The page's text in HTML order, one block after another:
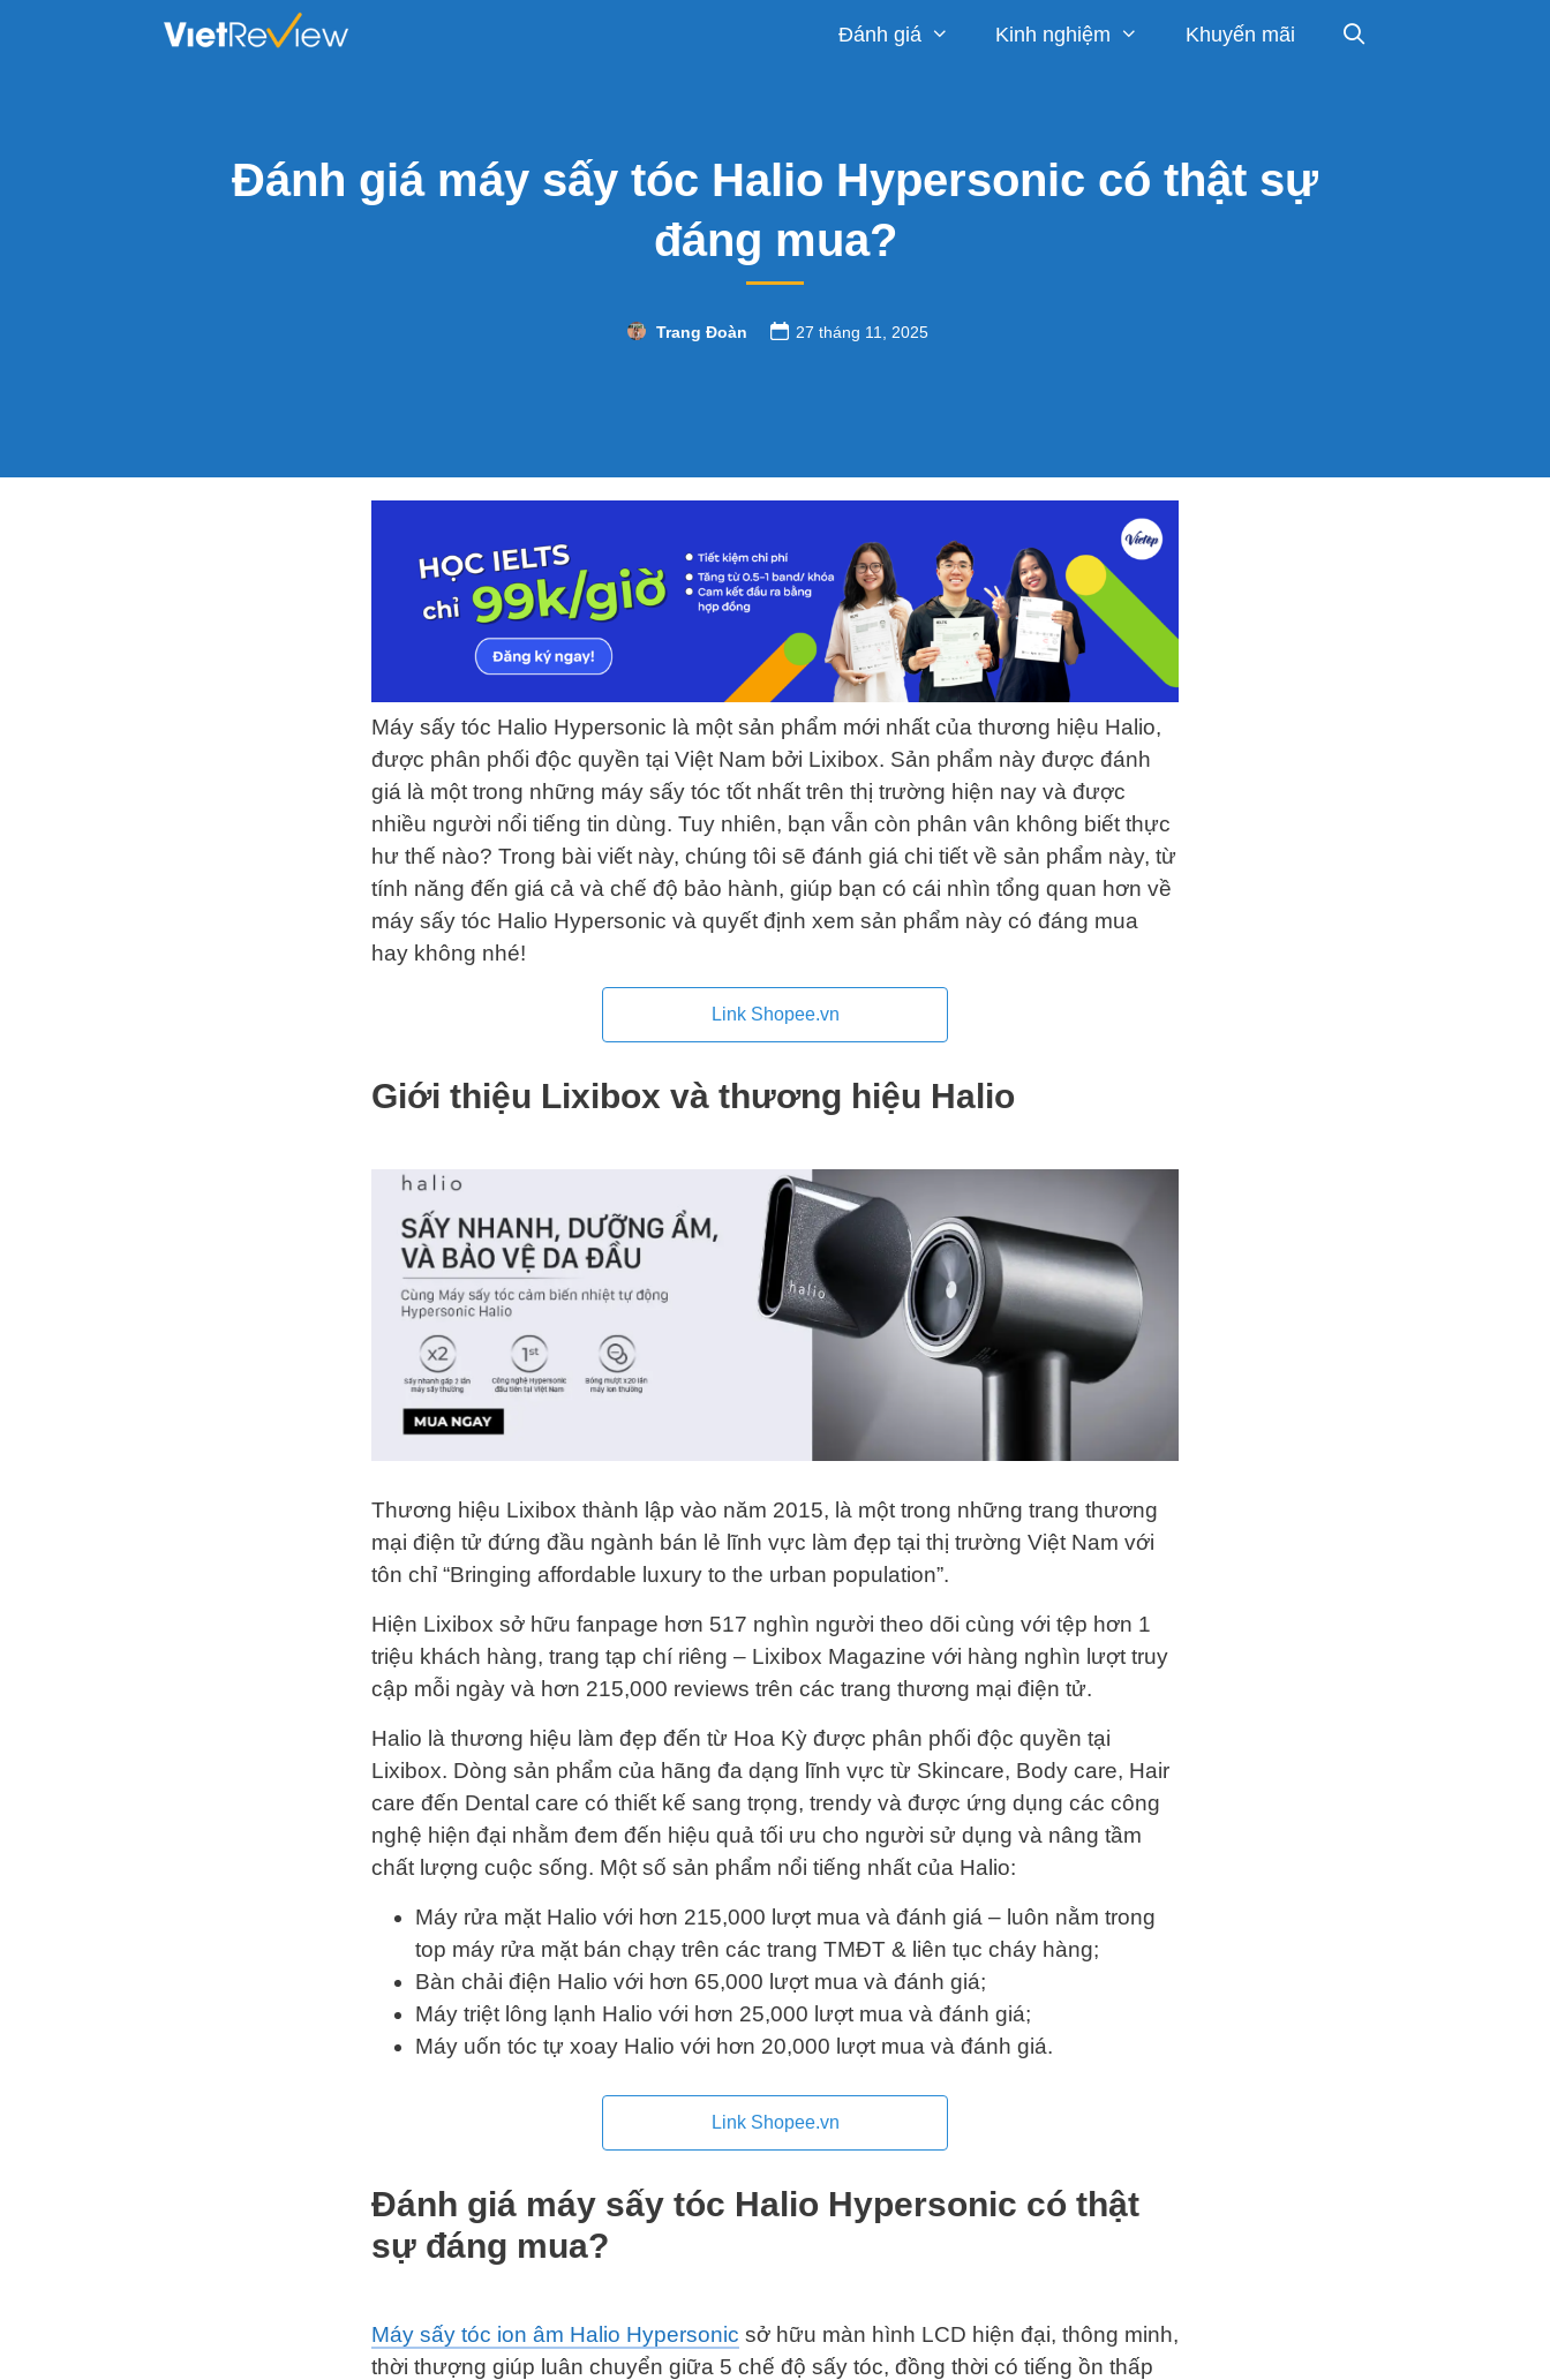
Đánh giá Kinh nghiệm Khuyến mãi
Đánh giá máy sấy tóc Halio Hypersonic có thật sự
đáng mua?
Trang Đoàn 27 tháng 11, 2025
Máy sấy tóc Halio Hypersonic là một sản phẩm mới nhất của thương hiệu Halio,
được phân phối độc quyền tại Việt Nam bởi Lixibox. Sản phẩm này được đánh
giá là một trong những máy sấy tóc tốt nhất trên thị trường hiện nay và được
nhiều người nổi tiếng tin dùng. Tuy nhiên, bạn vẫn còn phân vân không biết thực
hư thế nào? Trong bài viết này, chúng tôi sẽ đánh giá chi tiết về sản phẩm này, từ
tính năng đến giá cả và chế độ bảo hành, giúp bạn có cái nhìn tổng quan hơn về
máy sấy tóc Halio Hypersonic và quyết định xem sản phẩm này có đáng mua
hay không nhé!
Link Shopee.vn
Giới thiệu Lixibox và thương hiệu Halio
Thương hiệu Lixibox thành lập vào năm 2015, là một trong những trang thương
mại điện tử đứng đầu ngành bán lẻ lĩnh vực làm đẹp tại thị trường Việt Nam với
tôn chỉ “Bringing affordable luxury to the urban population”.
Hiện Lixibox sở hữu fanpage hơn 517 nghìn người theo dõi cùng với tệp hơn 1
triệu khách hàng, trang tạp chí riêng – Lixibox Magazine với hàng nghìn lượt truy
cập mỗi ngày và hơn 215,000 reviews trên các trang thương mại điện tử.
Halio là thương hiệu làm đẹp đến từ Hoa Kỳ được phân phối độc quyền tại
Lixibox. Dòng sản phẩm của hãng đa dạng lĩnh vực từ Skincare, Body care, Hair
care đến Dental care có thiết kế sang trọng, trendy và được ứng dụng các công
nghệ hiện đại nhằm đem đến hiệu quả tối ưu cho người sử dụng và nâng tầm
chất lượng cuộc sống. Một số sản phẩm nổi tiếng nhất của Halio:
Máy rửa mặt Halio với hơn 215,000 lượt mua và đánh giá – luôn nằm trong
top máy rửa mặt bán chạy trên các trang TMĐT & liên tục cháy hàng;
Bàn chải điện Halio với hơn 65,000 lượt mua và đánh giá;
Máy triệt lông lạnh Halio với hơn 25,000 lượt mua và đánh giá;
Máy uốn tóc tự xoay Halio với hơn 20,000 lượt mua và đánh giá.
Link Shopee.vn
Đánh giá máy sấy tóc Halio Hypersonic có thật
sự đáng mua?
Máy sấy tóc ion âm Halio Hypersonic sở hữu màn hình LCD hiện đại, thông minh,
thời thượng giúp luân chuyển giữa 5 chế độ sấy tóc, đồng thời có tiếng ồn thấp